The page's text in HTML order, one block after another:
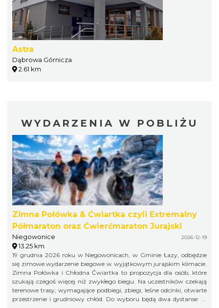
Astra
Dąbrowa Górnicza
2.61 km
WYDARZENIA W POBLIŻU
Zimna Połówka & Ćwiartka czyli Extremalny
Półmaraton oraz Ćwierćmaraton Jurajski
Niegowonice 2026-12-19
13.25 km
19 grudnia 2026 roku w Niegowonicach, w Gminie Łazy, odbędzie
się zimowe wydarzenie biegowe w wyjątkowym jurajskim klimacie.
Zimna Połówka i Chłodna Ćwiartka to propozycja dla osób, które
szukają czegoś więcej niż zwykłego biegu. Na uczestników czekają
terenowe trasy, wymagające podbiegi, zbiegi, leśne odcinki, otwarte
przestrzenie i grudniowy chłód. Do wyboru będą dwa dystanse: 21